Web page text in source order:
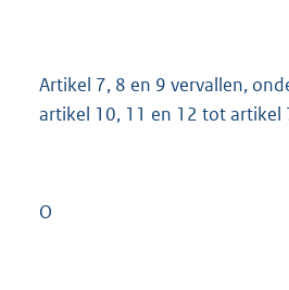
Artikel 7, 8 en 9 vervallen,
artikel 10, 11 en 12 tot artikel
O